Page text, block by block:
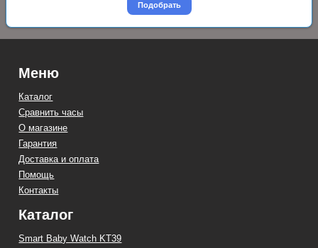
Подобрать
Меню
Каталог
Сравнить часы
О магазине
Гарантия
Доставка и оплата
Помощь
Контакты
Каталог
Smart Baby Watch KT39